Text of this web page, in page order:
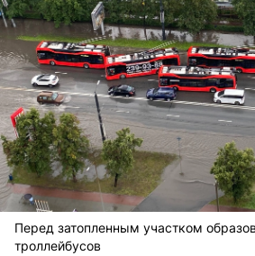
Перед затопленным участком
троллейбусов